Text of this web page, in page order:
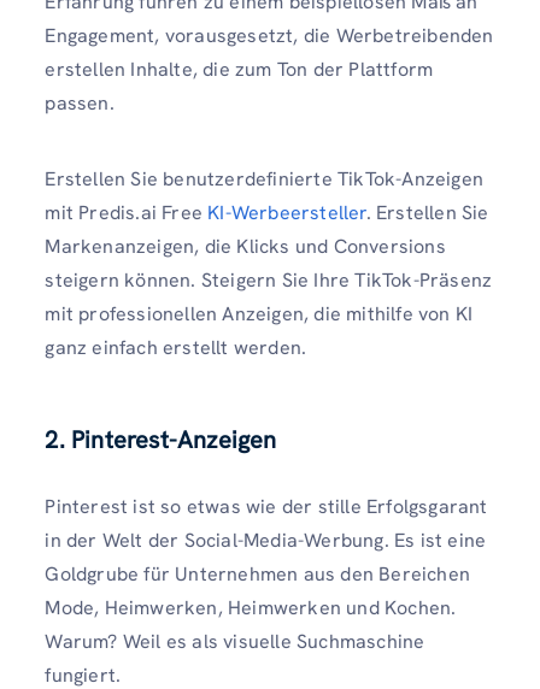
Engagement, vorausgesetzt, die Werbetreibenden
erstellen Inhalte, die zum Ton der Plattform
passen.
Erstellen Sie benutzerdefinierte TikTok-Anzeigen
mit Predis.ai Free KI-Werbeersteller. Erstellen Sie
Markenanzeigen, die Klicks und Conversions
steigern können. Steigern Sie Ihre TikTok-Präsenz
mit professionellen Anzeigen, die mithilfe von KI
ganz einfach erstellt werden.
2. Pinterest-Anzeigen
Pinterest ist so etwas wie der stille Erfolgsgarant
in der Welt der Social-Media-Werbung. Es ist eine
Goldgrube für Unternehmen aus den Bereichen
Mode, Heimwerken, Heimwerken und Kochen.
Warum? Weil es als visuelle Suchmaschine
fungiert.